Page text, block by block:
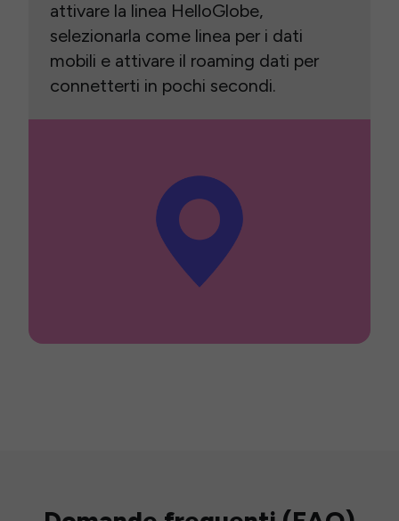
attivare la linea HelloGlobe,
selezionarla come linea per i dati
mobili e attivare il roaming dati per
connetterti in pochi secondi.